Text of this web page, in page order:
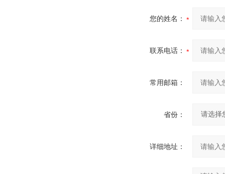
您的姓名：
联系电话：
常用邮箱：
省份：
详细地址：